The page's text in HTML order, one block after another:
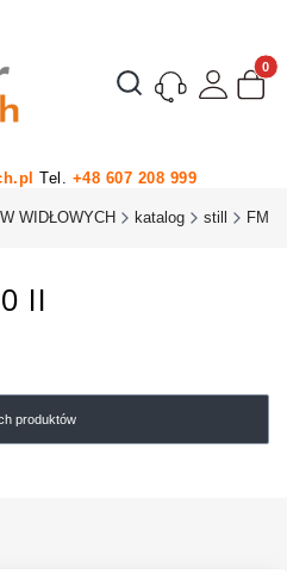
Otwórz wyszukiwarkę
Tel. +48 607 208 999
WIDŁOWYCH katalog still FM
II
produktów